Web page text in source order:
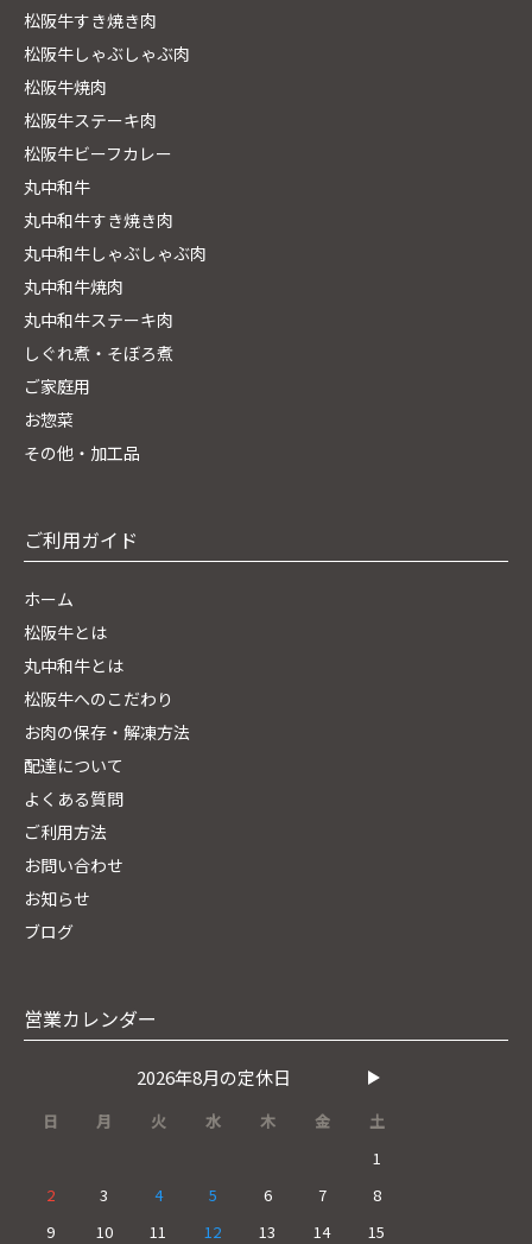
松阪牛すき焼き肉
松阪牛しゃぶしゃぶ肉
松阪牛焼肉
松阪牛ステーキ肉
松阪牛ビーフカレー
丸中和牛
丸中和牛すき焼き肉
丸中和牛しゃぶしゃぶ肉
丸中和牛焼肉
丸中和牛ステーキ肉
しぐれ煮・そぼろ煮
ご家庭用
お惣菜
その他・加工品
ご利用ガイド
ホーム
松阪牛とは
丸中和牛とは
松阪牛へのこだわり
お肉の保存・解凍方法
配達について
よくある質問
ご利用方法
お問い合わせ
お知らせ
ブログ
営業カレンダー
2026年8月の定休日
日 月 火 水 木 金
土
1
2
3 4 5 6 7
8
9
10 11 12 13 14
15